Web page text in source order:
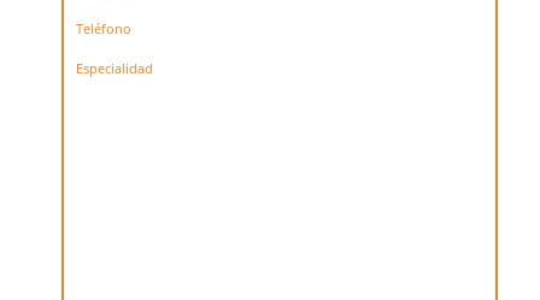
Teléfono
Especialidad